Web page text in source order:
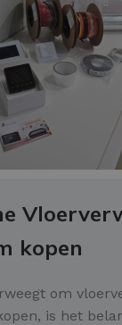
kopen
om
is het